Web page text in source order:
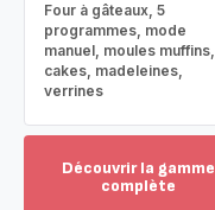
Four à gâteaux, 5
programmes, mode
manuel, moules muffins,
cakes, madeleines,
verrines
Découvrir la gamme
complète